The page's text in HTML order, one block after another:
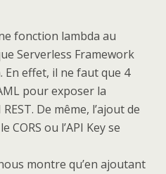
fonction lambda au
Serverless Framework
effet, il ne faut que 4
pour exposer la
De même, l’ajout de
ou l’API Key se
montre qu’en ajoutant